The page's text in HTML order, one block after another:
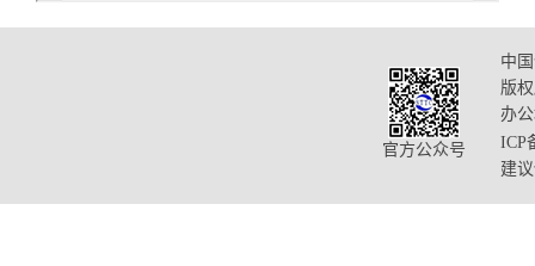
官方公众号
中
版
办
ICP
建